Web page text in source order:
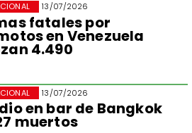
13/07/2026
fatales por
en Venezuela
4.490
13/07/2026
en bar de Bangkok
muertos